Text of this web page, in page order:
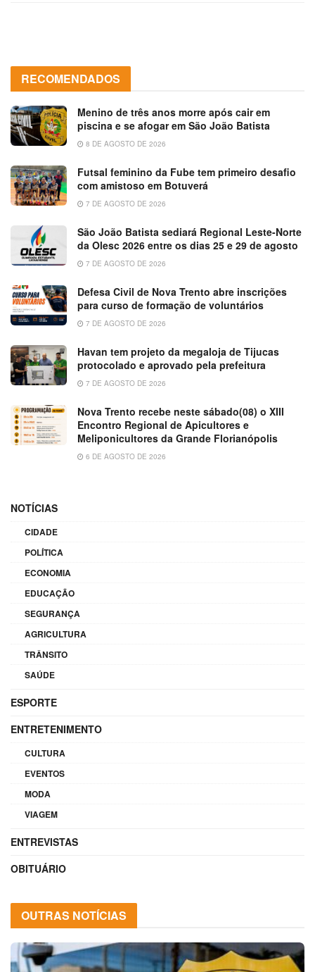
RECOMENDADOS
Menino de três anos morre após cair em
piscina e se afogar em São João Batista
8 DE AGOSTO DE 2026
Futsal feminino da Fube tem primeiro desafio
com amistoso em Botuverá
7 DE AGOSTO DE 2026
São João Batista sediará Regional Leste-Norte
da Olesc 2026 entre os dias 25 e 29 de agosto
7 DE AGOSTO DE 2026
Defesa Civil de Nova Trento abre inscrições
para curso de formação de voluntários
7 DE AGOSTO DE 2026
Havan tem projeto da megaloja de Tijucas
protocolado e aprovado pela prefeitura
7 DE AGOSTO DE 2026
Nova Trento recebe neste sábado(08) o XIII
Encontro Regional de Apicultores e
Meliponicultores da Grande Florianópolis
6 DE AGOSTO DE 2026
NOTÍCIAS
CIDADE
POLÍTICA
ECONOMIA
EDUCAÇÃO
SEGURANÇA
AGRICULTURA
TRÂNSITO
SAÚDE
ESPORTE
ENTRETENIMENTO
CULTURA
EVENTOS
MODA
VIAGEM
ENTREVISTAS
OBITUÁRIO
OUTRAS NOTÍCIAS